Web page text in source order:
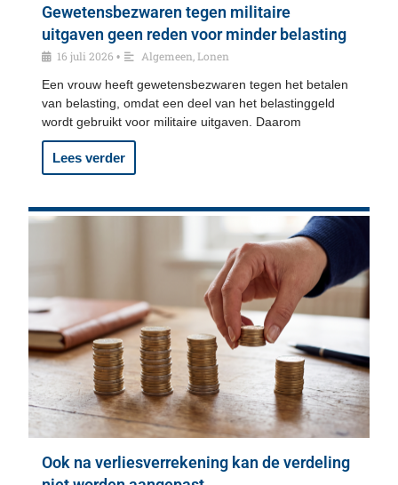
Gewetensbezwaren tegen militaire
uitgaven geen reden voor minder belasting
16 juli 2026 • Algemeen,Lonen
Een vrouw heeft gewetensbezwaren tegen het betalen
van belasting, omdat een deel van het belastinggeld
wordt gebruikt voor militaire uitgaven. Daarom
Lees verder
Ook na verliesverrekening kan de verdeling